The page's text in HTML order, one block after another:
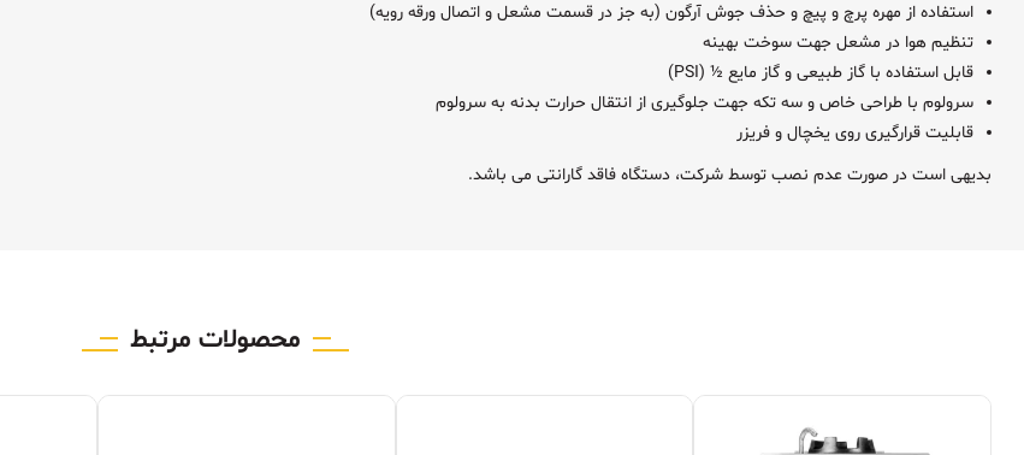
استفاده از مهره پرچ و پیچ و حذف جوش آرگون (به جز در قسمت مشعل و اتصال ورقه رویه)
تنظیم هوا در مشعل جهت سوخت بهینه
قابل استفاده با گاز طبیعی و گاز مایع ½ (PSI)
سرولوم با طراحی خاص و سه تکه جهت جلوگیری از انتقال حرارت بدنه به سرولوم
قابلیت قرارگیری روی یخچال و فریزر
بدیهی است در صورت عدم نصب توسط شرکت، دستگاه فاقد گارانتی می باشد.
محصولات مرتبط